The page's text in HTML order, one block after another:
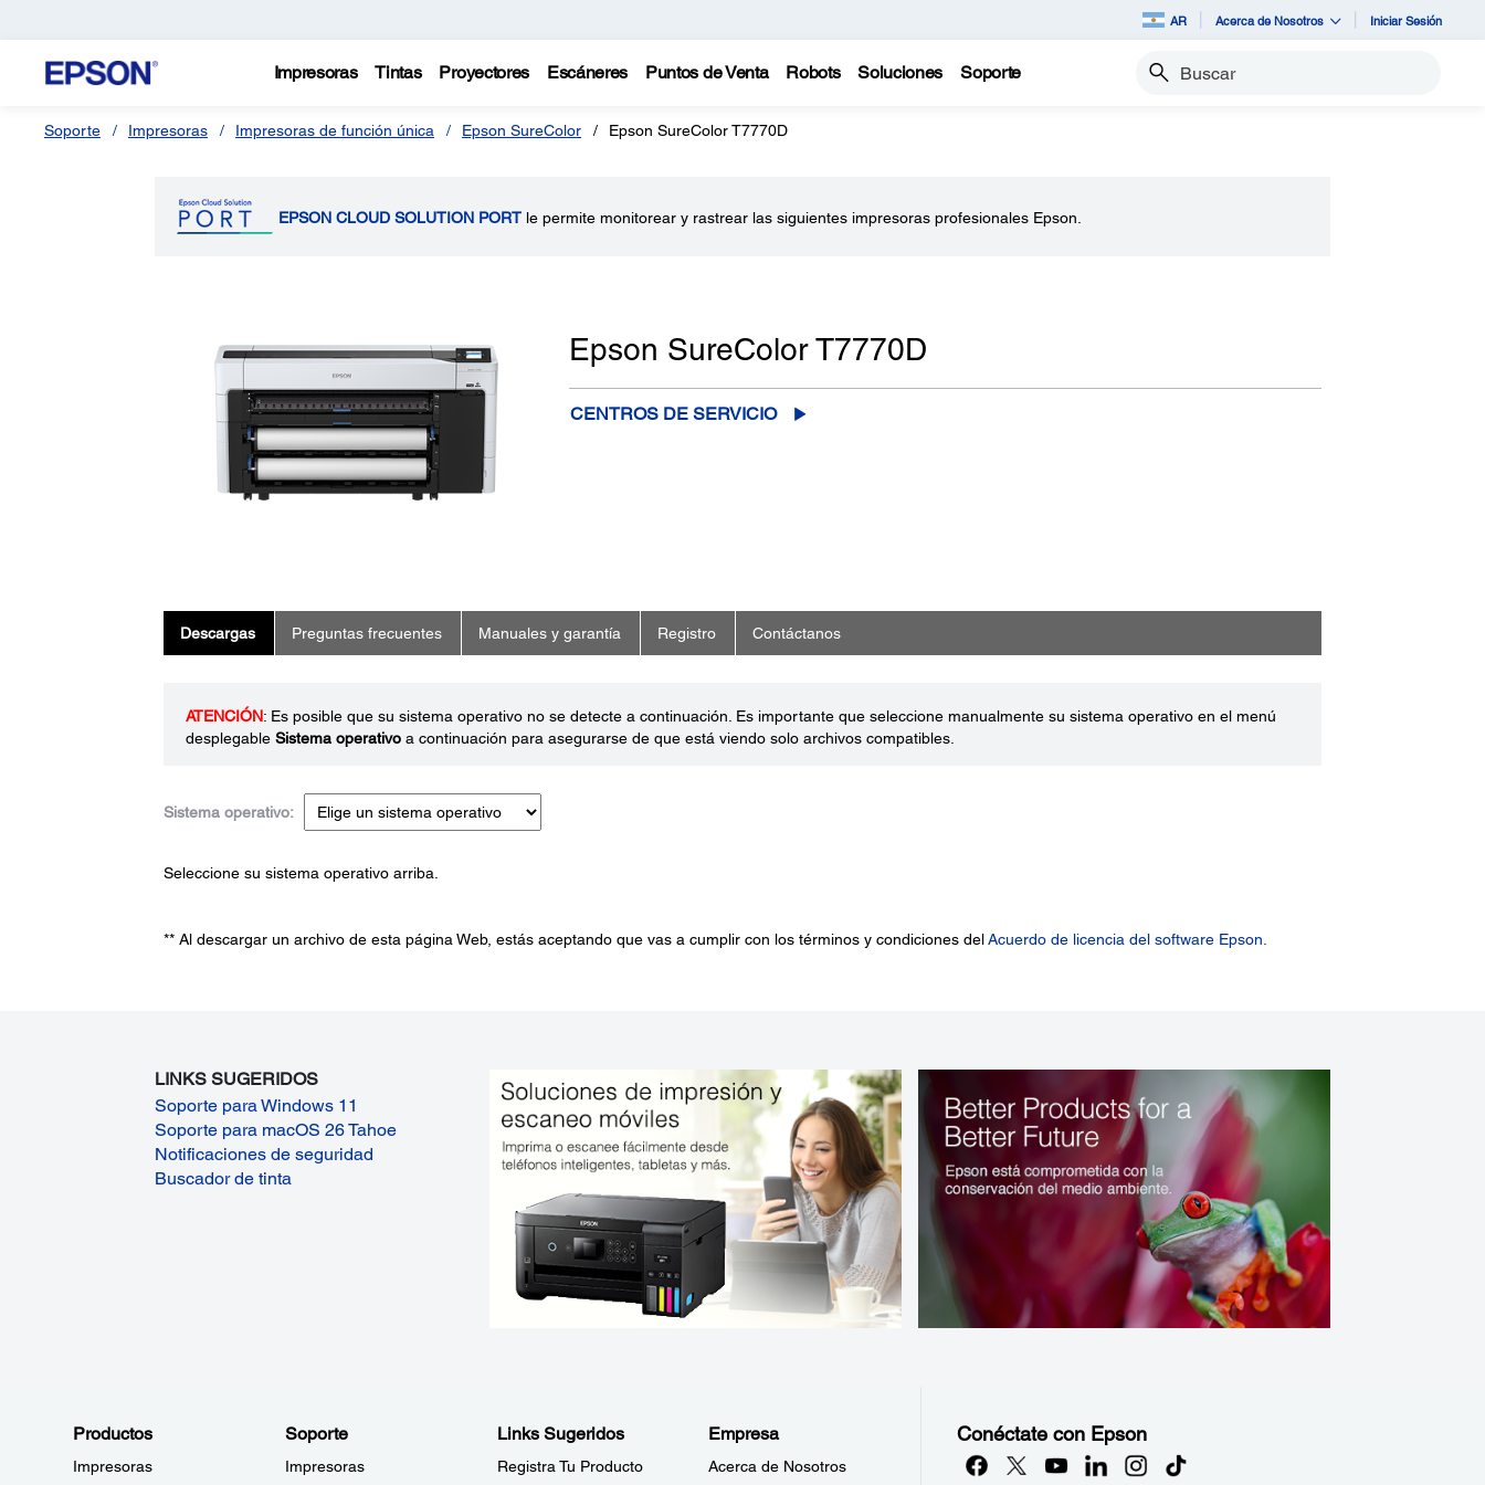
AR Acerca de Nosotros Iniciar Sesión
Impresoras Tintas Proyectores Escáneres Puntos de Venta Robots Soluciones Soporte Buscar
Soporte Impresoras Impresoras de función única Epson SureColor Epson SureColor T7770D
EPSON CLOUD SOLUTION PORT le permite monitorear y rastrear las siguientes impresoras profesionales Epson.
Epson SureColor T7770D
CENTROS DE SERVICIO
Descargas Preguntas frecuentes Manuales y garantía Registro Contáctanos
ATENCIÓN: Es posible que su sistema operativo no se detecte a continuación. Es importante que seleccione manualmente su sistema operativo en el menú
desplegable Sistema operativoa continuación para asegurarse de que está viendo solo archivos compatibles.
Sistema operativo:
Seleccione su sistema operativo arriba.
** Al descargar un archivo de esta página Web, estás aceptando que vas a cumplir con los términos y condiciones delAcuerdo de licencia del software Epson.
LINKS SUGERIDOS
Soporte para Windows 11
Soporte para macOS 26 Tahoe
Notificaciones de seguridad
Buscador de tinta
Productos
Impresoras
Soporte
Impresoras
Links Sugeridos
Registra Tu Producto
Empresa
Acerca de Nosotros
Conéctate con Epson